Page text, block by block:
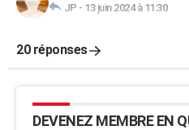
JP - 13 juin 2024 à 11:30
20 réponses
DEVENEZ MEMBRE EN